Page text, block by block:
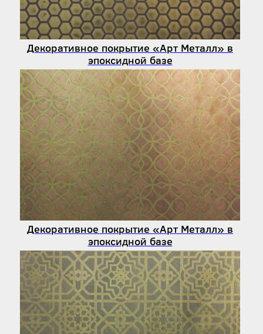
Декоративное покрытие «Арт Металл» в
эпоксидной базе
Декоративное покрытие «Арт Металл» в
эпоксидной базе